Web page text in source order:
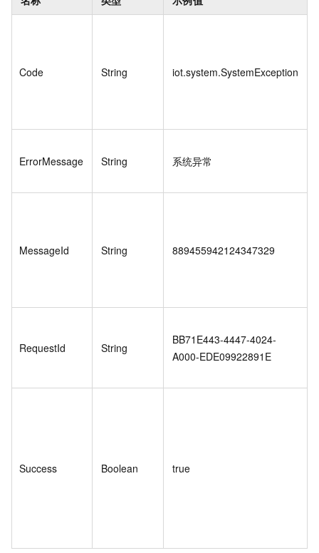
Code String iot.system.SystemException
ErrorMessage String 系统异常
MessageId String 889455942124347329
RequestId String
BB71E443-4447-4024-
A000-EDE09922891E
Success Boolean true